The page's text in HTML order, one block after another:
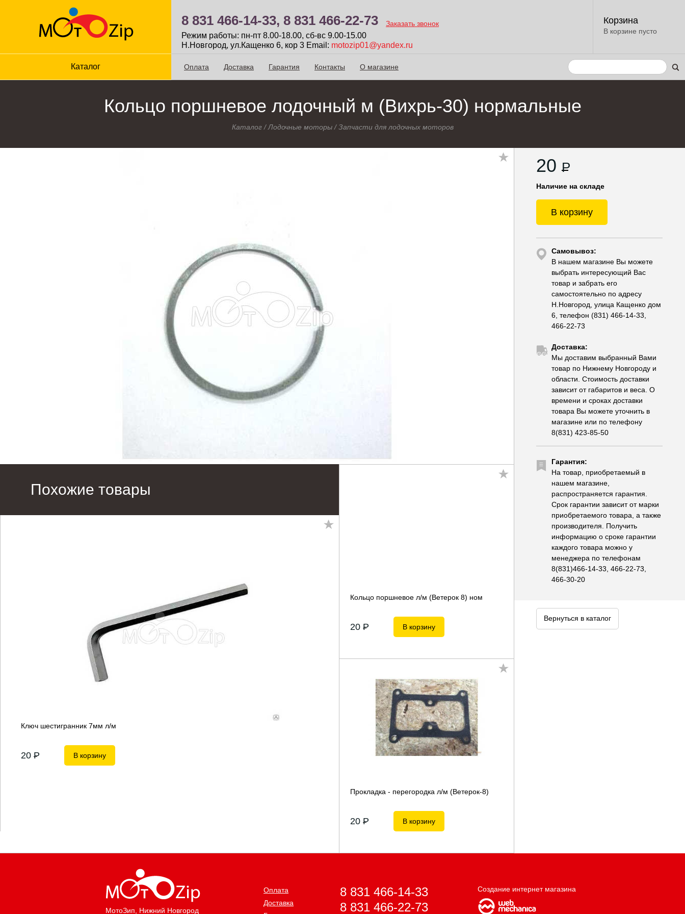
8 831 466-14-33, 8 831 466-22-73 Заказать звонок
Режим работы: пн-пт 8.00-18.00, сб-вc 9.00-15.00
Н.Новгород, ул.Кащенко 6, кор 3 Email: motozip01@yandex.ru
Корзина
В корзине пусто
Каталог Оплата Доставка Гарантия Контакты О магазине
Кольцо поршневое лодочный м (Вихрь-30) нормальные
Каталог/Лодочные моторы/Запчасти для лодочных моторов
20 P
Наличие на складе
В корзину
Самовывоз:
В нашем магазине Вы можете
выбрать интересующий Вас
товар и забрать его
самостоятельно по адресу
Н.Новгород, улица Кащенко дом
6, телефон (831) 466-14-33,
466-22-73
Доставка:
Мы доставим выбранный Вами
товар по Нижнему Новгороду и
области. Стоимость доставки
зависит от габаритов и веса. О
времени и сроках доставки
товара Вы можете уточнить в
магазине или по телефону
8(831) 423-85-50
Гарантия:
На товар, приобретаемый в
нашем магазине,
распространяется гарантия.
Срок гарантии зависит от марки
приобретаемого товара, а также
производителя. Получить
информацию о сроке гарантии
каждого товара можно у
менеджера по телефонам
8(831)466-14-33, 466-22-73,
466-30-20
Вернуться в каталог
Похожие товары
Ключ шестигранник 7мм л/м
20 P В корзину
Кольцо поршневое л/м (Ветерок 8) ном
20 P В корзину
Прокладка - перегородка л/м (Ветерок-8)
20 P В корзину
МотоЗип , Нижний Новгород
Оплата
Доставка
8 831 466-14-33
8 831 466-22-73
Создание интернет магазина